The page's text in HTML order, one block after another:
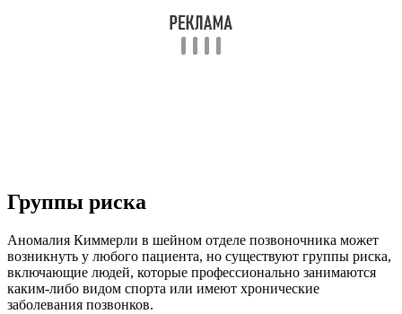
Группы риска
Аномалия Киммерли в шейном отделе позвоночника может
возникнуть у любого пациента, но существуют группы риска,
включающие людей, которые профессионально занимаются
каким-либо видом спорта или имеют хронические
заболевания позвонков.